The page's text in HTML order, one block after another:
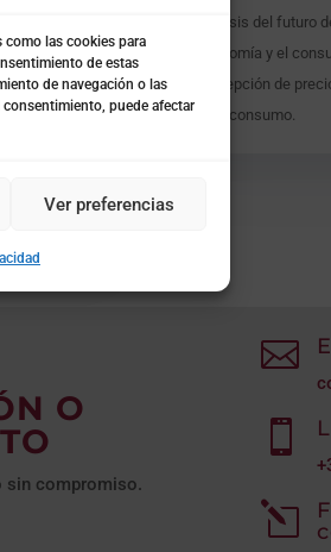
como las cookies para
de estas
de navegación o las
puede afectar
Ver preferencias
y
de
el
Análisis del futuro
economía y el
percepción de
gran consumo.
O
sin compromiso.


l